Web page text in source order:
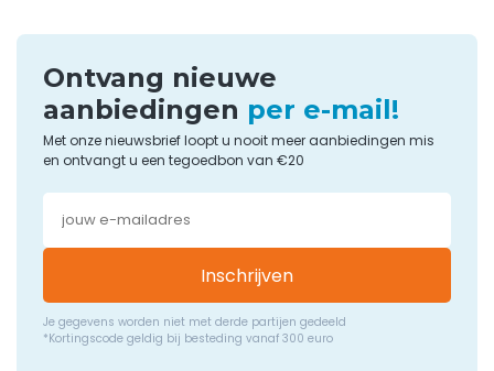
Ontvang nieuwe
aanbiedingen per e-mail!
Met onze nieuwsbrief loopt u nooit meer aanbiedingen mis
en ontvangt u een tegoedbon van €20
Inschrijven
Je gegevens worden niet met derde partijen gedeeld
*Kortingscode geldig bij besteding vanaf 300 euro